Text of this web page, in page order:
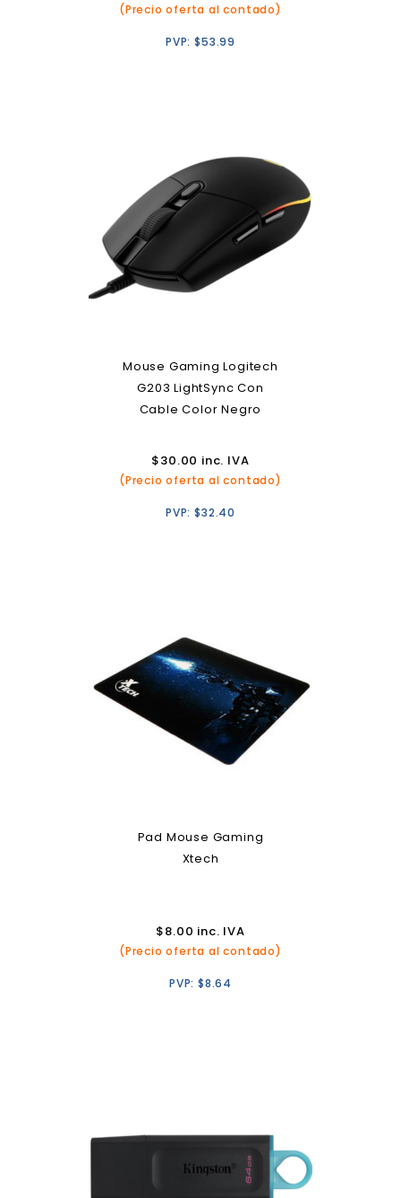
(Precio oferta al contado)
PVP:$53.99
Mouse Gaming Logitech
G203 LightSync Con
Cable Color Negro
$30.00 inc. IVA
(Precio oferta al contado)
PVP:$32.40
Pad Mouse Gaming
Xtech
$8.00 inc. IVA
(Precio oferta al contado)
PVP: $8.64